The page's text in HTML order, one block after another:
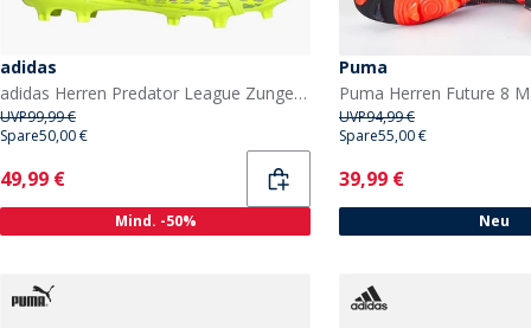
adidas
adidas Herren Predator League Zunge FG/MG fester/multiboden Fußballschuhe Lucid Lemon/Blue Fusion/Lucid Pink
UVP99,99 €
Spare50,00 €
Current
49,99 €
Mind. -50%
Puma
UVP94,99 €
Spare55,00 €
Current
39,99 €
Neu